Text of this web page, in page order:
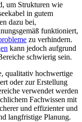
um Strukturen wie
in gutem
dazu bei,
funktioniert,
zu verhindern.
kann jedoch aufgrund
schwierig sein.
qualitativ hochwertige
oder zur Erstellung
verwendet werden
Fachwissen mit
und effizienter und
langfristige Planung.